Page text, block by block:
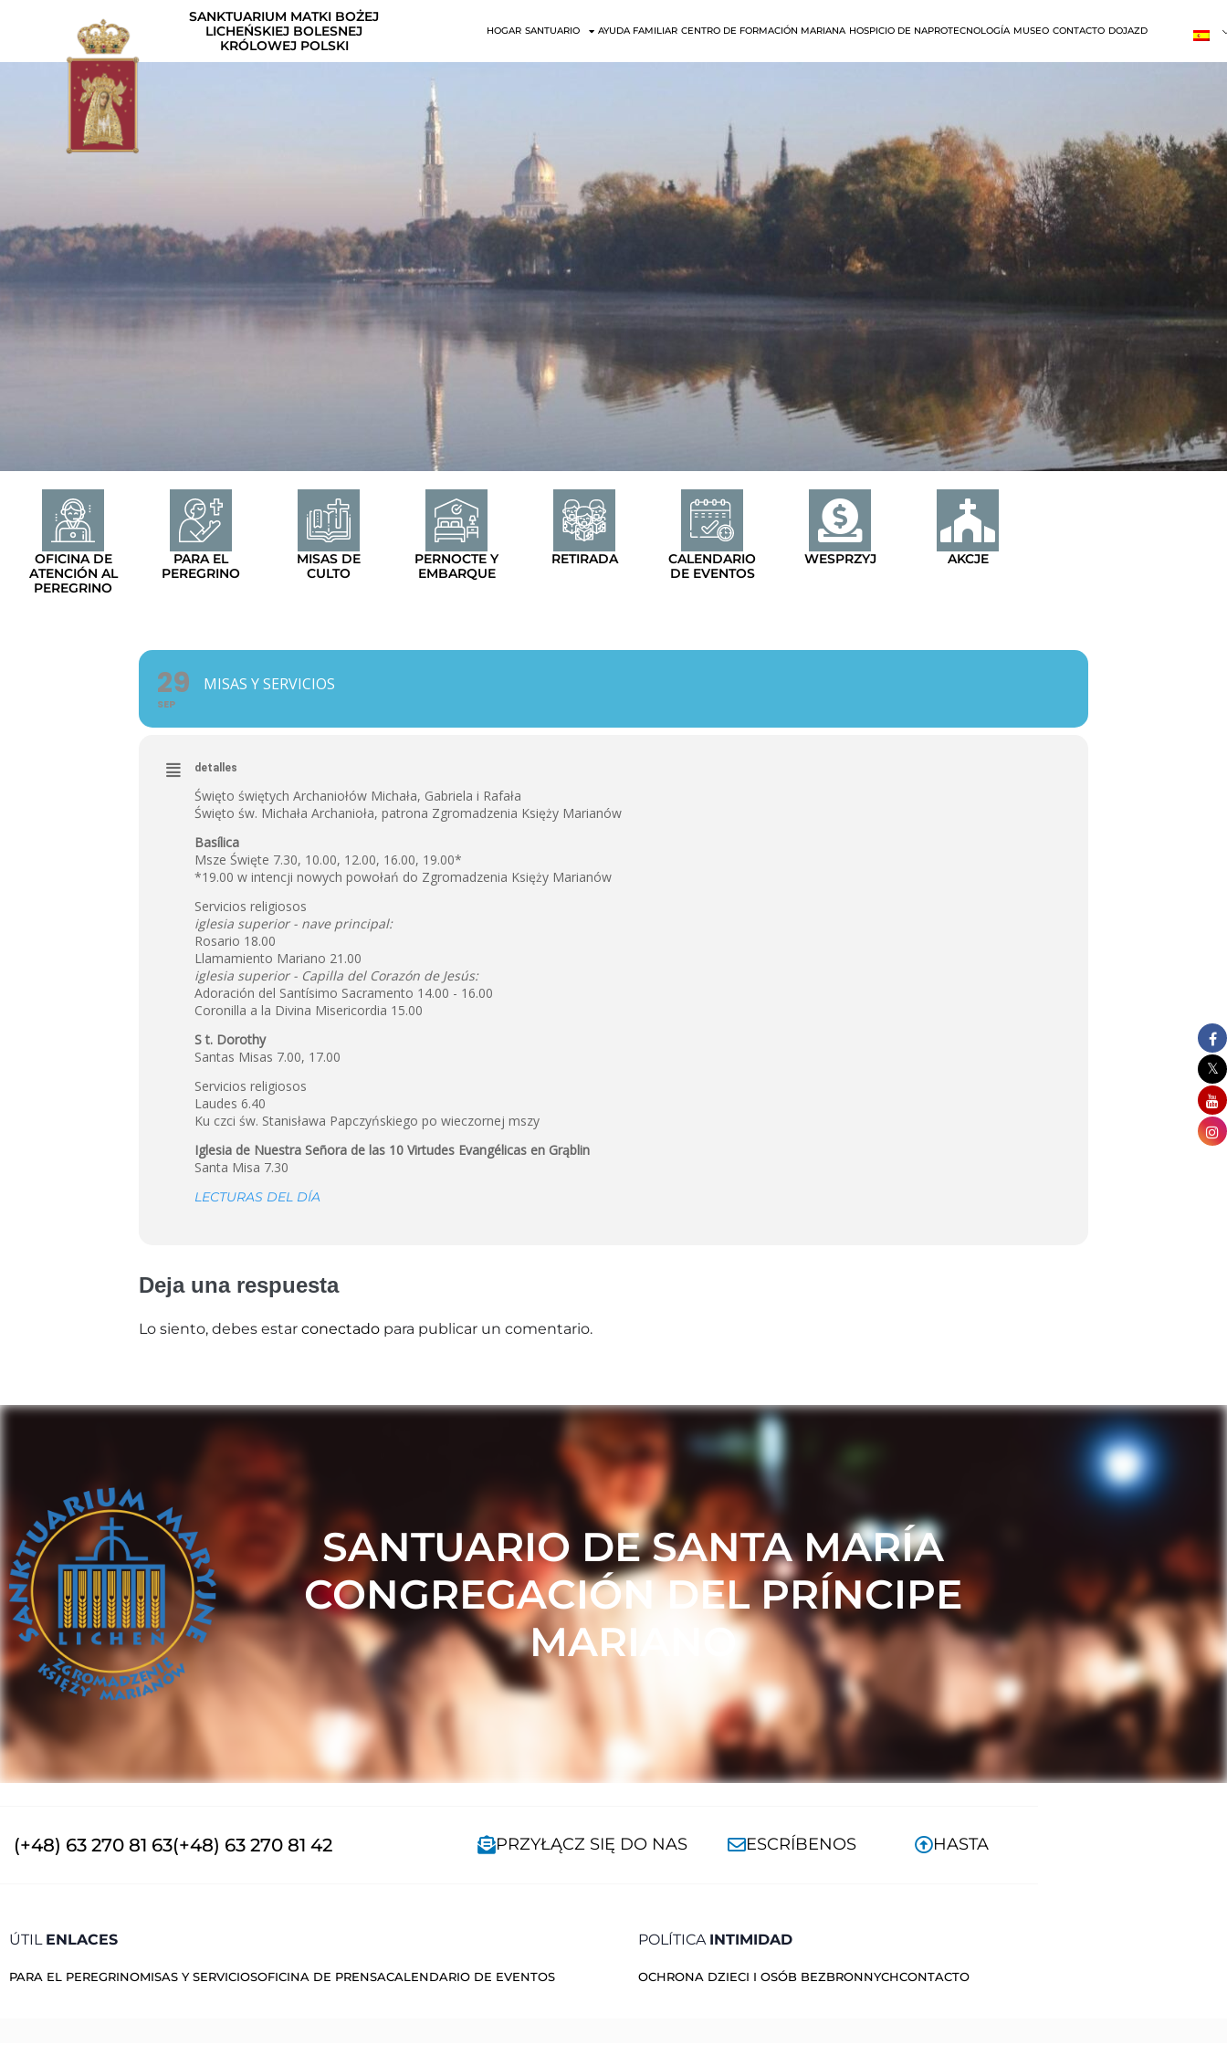
SANKTUARIUM MATKI BOŻEJ
LICHEŃSKIEJ BOLESNEJ
KRÓLOWEJ POLSKI
HOGAR SANTUARIO AYUDA FAMILIAR CENTRO DE FORMACIÓN MARIANA HOSPICIO DE NAPROTECNOLOGÍA MUSEO CONTACTO DOJAZD
OFICINA DE
ATENCIÓN AL
PEREGRINO
PARA EL
PEREGRINO
MISAS DE
CULTO
PERNOCTE Y
EMBARQUE
RETIRADA
CALENDARIO
DE EVENTOS
WESPRZYJ AKCJE
29
SEP
MISAS Y SERVICIOS
detalles
Święto świętych Archaniołów Michała, Gabriela i Rafała
Święto św. Michała Archanioła, patrona Zgromadzenia Księży Marianów
Basílica
Msze Święte 7.30, 10.00, 12.00, 16.00, 19.00*
*19.00 w intencji nowych powołań do Zgromadzenia Księży Marianów
Servicios religiosos
iglesia superior - nave principal:
Rosario 18.00
Llamamiento Mariano 21.00
iglesia superior - Capilla del Corazón de Jesús:
Adoración del Santísimo Sacramento 14.00 - 16.00
Coronilla a la Divina Misericordia 15.00
S t. Dorothy
Santas Misas 7.00, 17.00
Servicios religiosos
Laudes 6.40
Ku czci św. Stanisława Papczyńskiego po wieczornej mszy
Iglesia de Nuestra Señora de las 10 Virtudes Evangélicas en Grąblin
Santa Misa 7.30
LECTURAS DEL DÍA
Deja una respuesta
Lo siento, debes estar conectado para publicar un comentario.
SANTUARIO DE SANTA MARÍA
CONGREGACIÓN DEL PRÍNCIPE
MARIANO
(+48) 63 270 81 63(+48) 63 270 81 42 PRZYŁĄCZ SIĘ DO NAS ESCRÍBENOS HASTA
ÚTIL ENLACES
PARA EL PEREGRINOMISAS Y SERVICIOSOFICINA DE PRENSACALENDARIO DE EVENTOS
POLÍTICA INTIMIDAD
OCHRONA DZIECI I OSÓB BEZBRONNYCHCONTACTO